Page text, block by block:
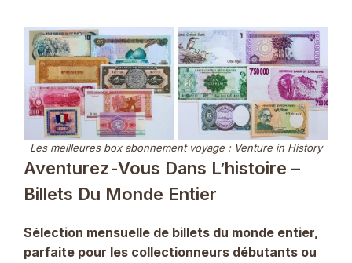
Les meilleures box abonnement voyage : Venture in History
Aventurez-Vous Dans L’histoire –
Billets Du Monde Entier
Sélection mensuelle de billets du monde entier,
parfaite pour les collectionneurs débutants ou